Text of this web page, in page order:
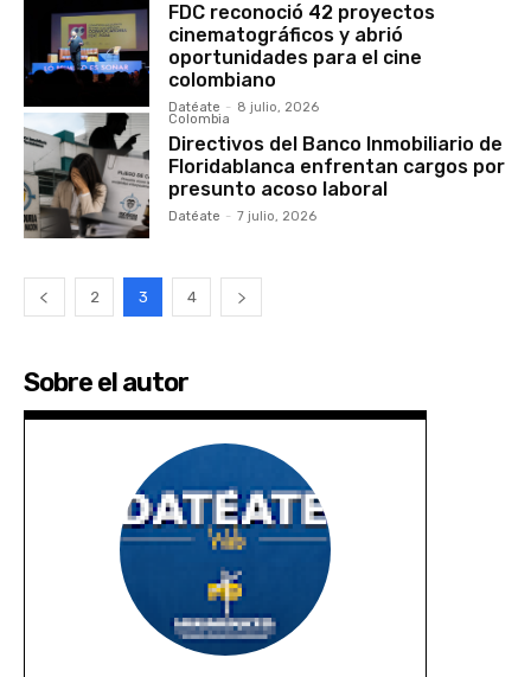
FDC reconoció 42 proyectos
cinematográficos y abrió
oportunidades para el cine
colombiano
Datéate - 8 julio, 2026
Colombia
Directivos del Banco Inmobiliario de
Floridablanca enfrentan cargos por
presunto acoso laboral
Datéate - 7 julio, 2026
2 3 4
Sobre el autor